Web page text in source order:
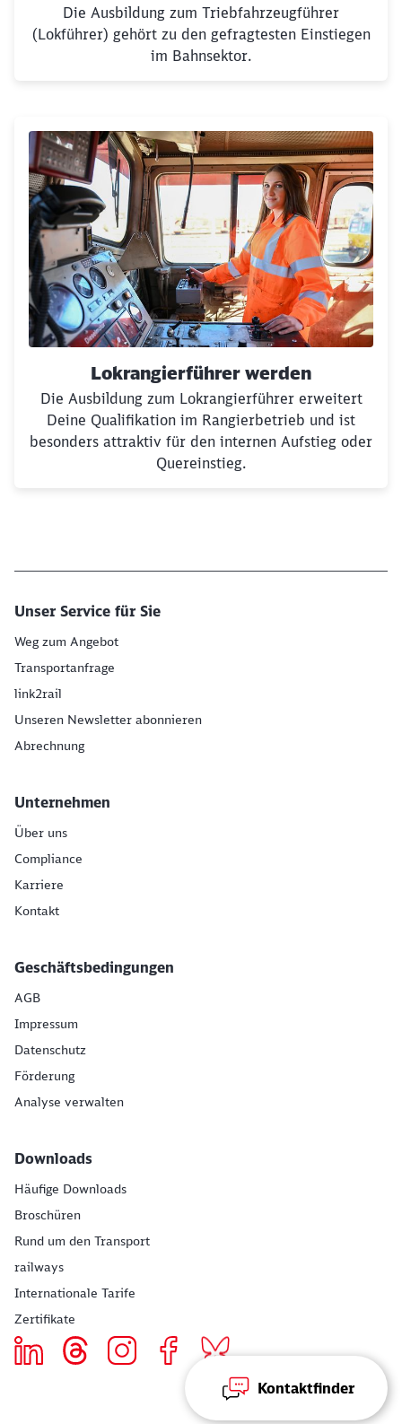
Kontaktfinder
Die Ausbildung zum Triebfahrzeugführer
(Lokführer) gehört zu den gefragtesten Einstiegen
im Bahnsektor.
Lokrangierführer werden
Die Ausbildung zum Lokrangierführer erweitert
Deine Qualifikation im Rangierbetrieb und ist
besonders attraktiv für den internen Aufstieg oder
Quereinstieg.
Unser Service für Sie
Weg zum Angebot
Transportanfrage
link2rail
Unseren Newsletter abonnieren
Abrechnung
Unternehmen
Über uns
Compliance
Karriere
Kontakt
Geschäftsbedingungen
AGB
Impressum
Datenschutz
Förderung
Analyse verwalten
Downloads
Häufige Downloads
Broschüren
Rund um den Transport
railways
Internationale Tarife
Zertifikate